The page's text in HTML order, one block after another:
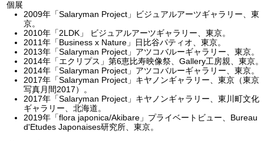
個展
2009年「Salaryman Project」ビジュアルアーツギャラリー、東
京。
2010年「2LDK」 ビジュアルアーツギャラリー、東京。
2011年「Business x Nature」日比谷パティオ、東京。
2013年「Salaryman Project」アツコバルーギャラリー、東京。
2014年「エクリプス」第6恵比寿映像祭、Gallery工房親、東京。
2014年「Salaryman Project」アツコバルーギャラリー、東京。
2017年「Salaryman Project」キヤノンギャラリー、東京（東京
写真月間2017）。
2017年「Salaryman Project」キヤノンギャラリー、東川町文化
ギャラリー、北海道。
2019年「flora japonica/Akibare」プライベートビュー、Bureau
d'Etudes Japonaises研究所、東京。